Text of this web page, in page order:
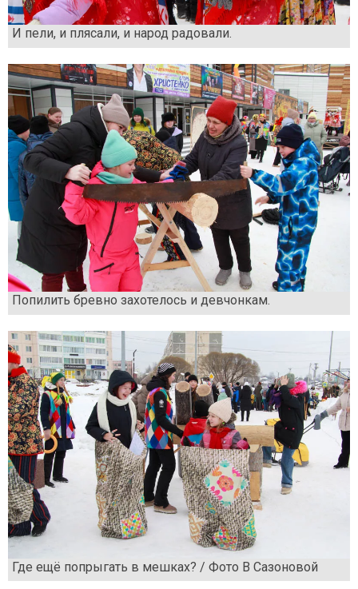
И пели, и плясали, и народ радовали.
Попилить бревно захотелось и девчонкам.
Где ещё попрыгать в мешках? / Фото В Сазоновой